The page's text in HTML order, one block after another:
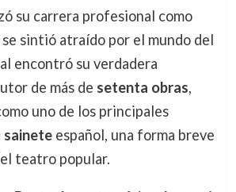
su carrera profesional como
sintió atraído por el mundo del
encontró su verdadera
de más de setenta obras,
uno de los principales
saineteespañol, una forma breve
teatro popular.